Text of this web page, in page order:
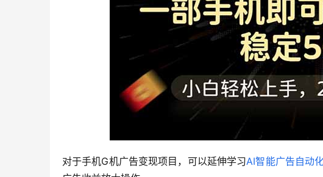
对于手机G机广告变现项目，可以延伸学习AI智能广告自动